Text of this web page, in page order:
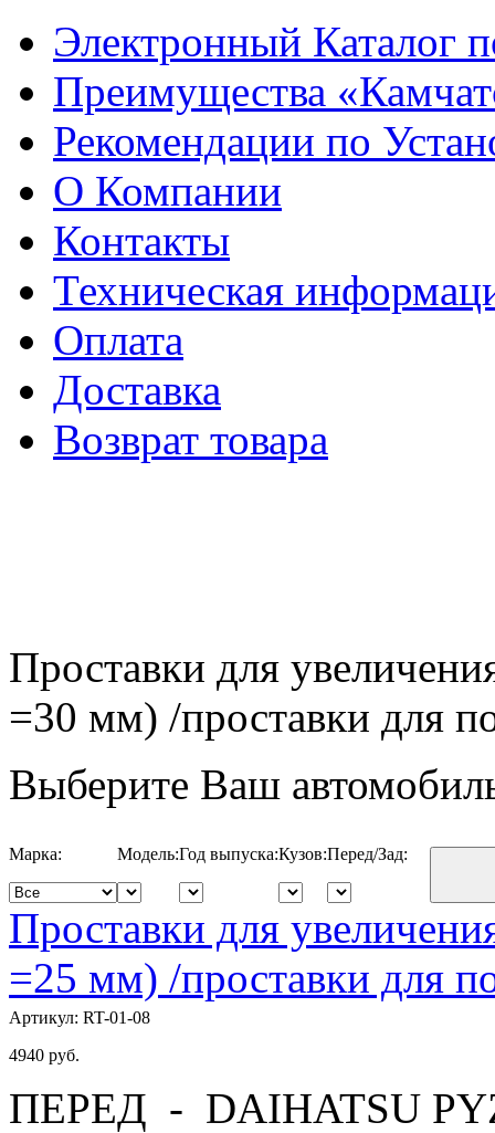
Электронный Каталог
Преимущества
Рекомендации по
О Компании
Контакты
Техническая
Оплата
Доставка
Возврат товара
Проставки для
=30 мм) /проставки для
Выберите Ваш
Марка: Модель:Год выпуска:Кузов:Перед/Зад:
Проставки для
=25 мм) /проставки для
Артикул: RT-01-08
4940 руб.
ПЕРЕД - DAIHATSU